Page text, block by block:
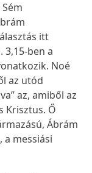
itt
3,15-ben a
Noé
az utód
az, amiből az
Krisztus. Ő
Ábrám
a messiási